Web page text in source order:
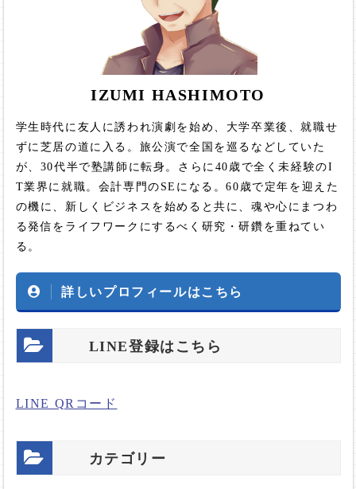
IZUMI HASHIMOTO
学生時代に友人に誘われ演劇を始め、大学卒業後、就職せ
ずに芝居の道に入る。旅公演で全国を巡るなどしていた
が、30代半で塾講師に転身。さらに40歳で全く未経験のI
T業界に就職。会計専門のSEになる。60歳で定年を迎えた
の機に、新しくビジネスを始めると共に、魂や心にまつわ
る発信をライフワークにするべく研究・研鑽を重ねてい
る。
詳しいプロフィールはこちら
LINE登録はこちら
LINE QRコード
カテゴリー